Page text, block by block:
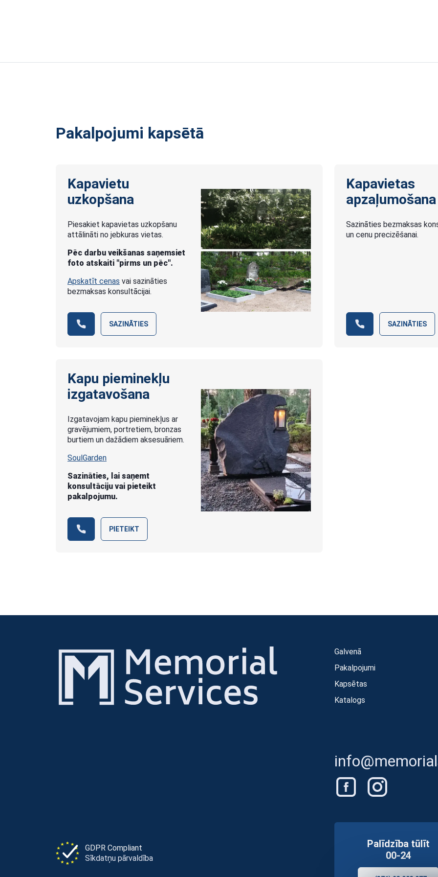
Pakalpojumi kapsētā
Kapavietu
uzkopšana
Piesakiet kapavietas uzkopšanu
attālināti no jebkuras vietas.
Pēc darbu veikšanas saņemsiet
foto atskaiti "pirms un pēc".
Apskatīt cenas vai sazināties
bezmaksas konsultācijai.
SAZINĀTIES
Kapavietas
apzaļumošana
Sazināties bezmaksas
un cenu precizēšanai.
SAZINĀTIES
Kapu pieminekļu
izgatavošana
Izgatavojam kapu pieminekļus ar
gravējumiem, portretiem, bronzas
burtiem un dažādiem aksesuāriem.
SoulGarden
Sazināties, lai saņemt
konsultāciju vai pieteikt
pakalpojumu.
PIETEIKT
Galvenā
Pakalpojumi
Kapsētas
Katalogs
GDPR Compliant
Sīkdatņu pārvaldība
Palīdzība tūlīt
00-24